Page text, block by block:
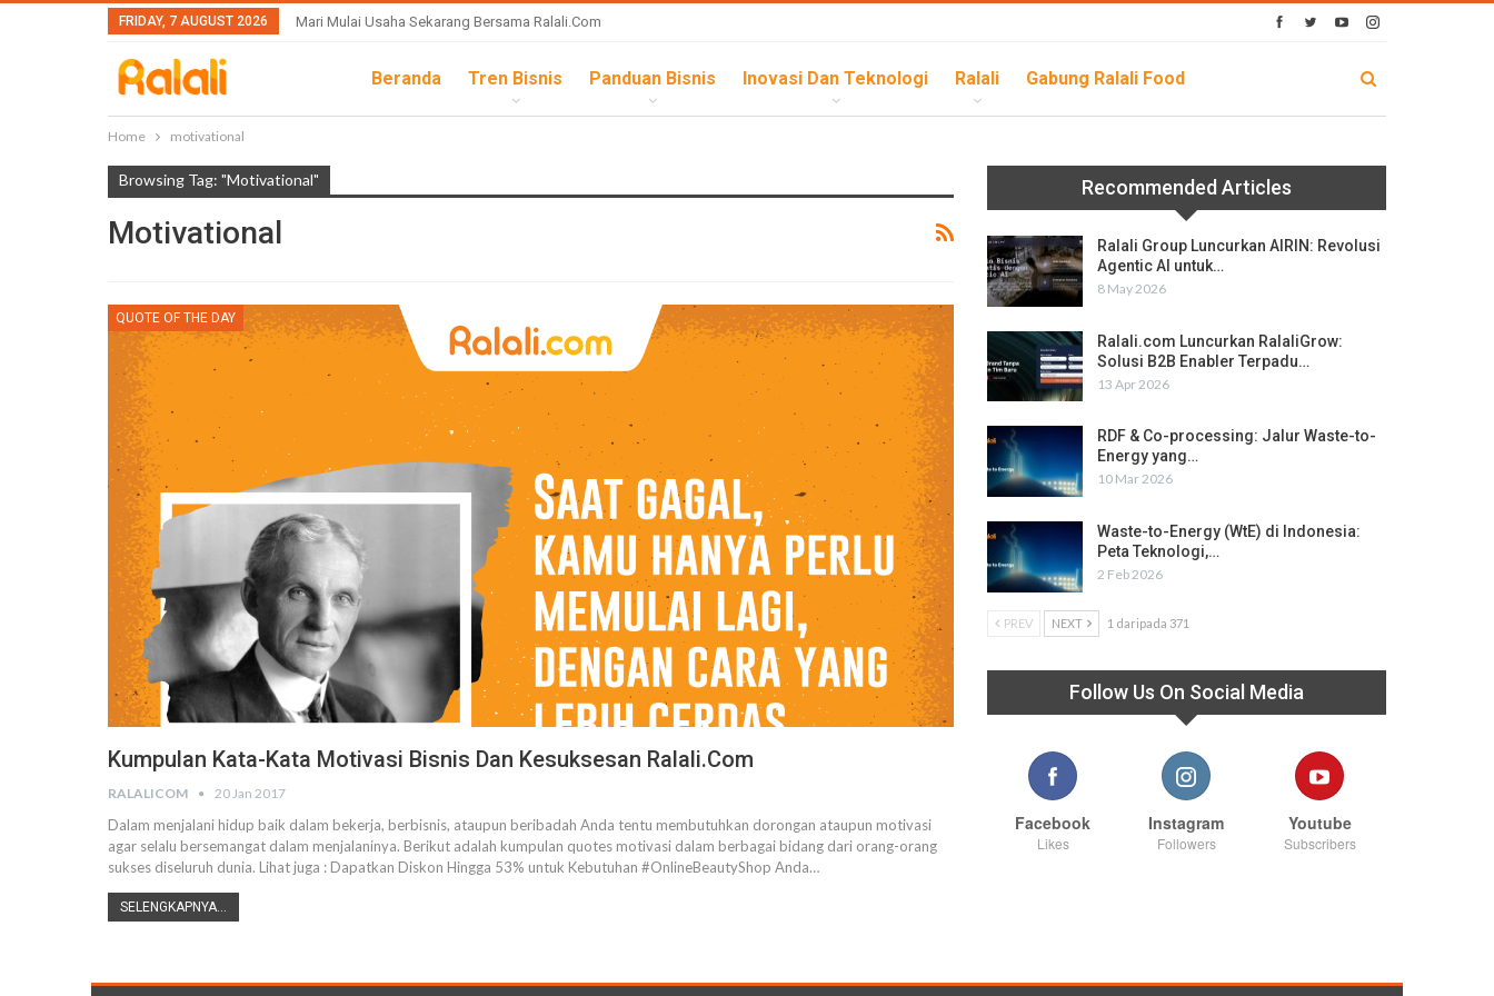
FRIDAY, 7 AUGUST 2026 Mari Mulai Usaha Sekarang Bersama Ralali.com
Beranda Tren Bisnis Panduan Bisnis Inovasi Dan Teknologi Ralali Gabung Ralali Food
Home motivational
Browsing Tag: "motivational"
Motivational
QUOTE OF THE DAY
Kumpulan Kata-Kata Motivasi Bisnis Dan Kesuksesan Ralali.com
RALALICOM 20 Jan 2017
Dalam menjalani hidup baik dalam bekerja, berbisnis, ataupun beribadah Anda tentu membutuhkan dorongan ataupun motivasi
agar selalu bersemangat dalam menjalaninya. Berikut adalah kumpulan quotes motivasi dalam berbagai bidang dari orang-orang
sukses diseluruh dunia. Lihat juga : Dapatkan Diskon Hingga 53% untuk Kebutuhan #OnlineBeautyShop Anda…
SELENGKAPNYA...
Recommended Articles
Ralali Group Luncurkan AIRIN: Revolusi
Agentic AI untuk…
8 May 2026
Ralali.com Luncurkan RalaliGrow:
Solusi B2B Enabler Terpadu…
13 Apr 2026
RDF & Co-processing: Jalur Waste-to-
Energy yang…
10 Mar 2026
Waste-to-Energy (WtE) di Indonesia:
Peta Teknologi,…
2 Feb 2026
PREV NEXT 1 daripada 371
Follow Us On Social Media
Facebook
Likes
Instagram
Followers
Youtube
Subscribers